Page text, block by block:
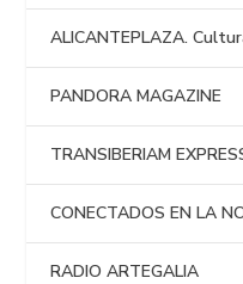
ALICANTEPLAZA.
PANDORA MAGAZINE
TRANSIBERIAM
CONECTADOS EN LA
RADIO ARTEGALIA